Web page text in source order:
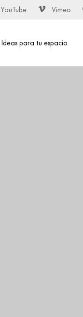
YouTube Vimeo
Ideas para tu espacio